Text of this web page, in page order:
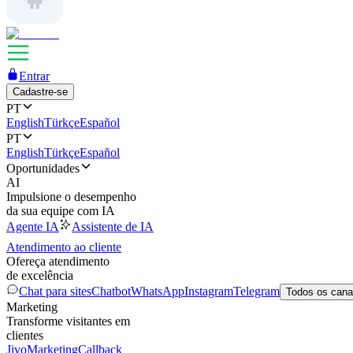
Entrar
Cadastre-se
PT
EnglishTürkçeEspañol
PT
EnglishTürkçeEspañol
Oportunidades
AI
Impulsione o desempenho
da sua equipe com IA
Agente IA
Assistente de IA
Atendimento ao cliente
Ofereça atendimento
de excelência
Chat para sitesChatbotWhatsAppInstagramTelegram Todos os
Marketing
Transforme visitantes em
clientes
JivoMarketingCallback